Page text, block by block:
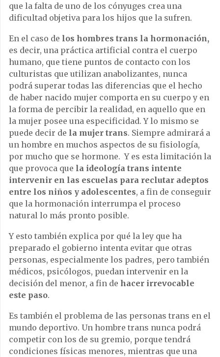
que la falta de uno de los cónyuges crea una
dificultad objetiva para los hijos que la sufren.
En el caso de los hombres trans la hormonación,
es decir, una práctica artificial contra el cuerpo
humano, que tiene puntos de contacto con los
culturistas que utilizan anabolizantes, nunca
podrá superar todas las diferencias que el hecho
de haber nacido mujer comporta en su cuerpo y en
la forma de percibir la realidad, en aquello que en
la mujer posee una especificidad. Y lo mismo se
puede decir de la mujer trans. Siempre admirará a
un hombre en muchos aspectos de su fisiología,
por mucho que se hormone. Y es esta limitación la
que provoca que la ideología trans intente
intervenir en las escuelas para reclutar adeptos
entre los niños y adolescentes, a fin de conseguir
que la hormonación interrumpa el proceso
natural lo más pronto posible.
Y esto también explica por qué la ley que ha
preparado el gobierno intenta evitar que otras
personas, especialmente los padres, pero también
médicos, psicólogos, puedan intervenir en la
decisión del menor, a fin de hacer irrevocable
este paso.
Es también el problema de las personas trans en el
mundo deportivo. Un hombre trans nunca podrá
competir con los de su gremio, porque tendrá
condiciones físicas menores, mientras que una